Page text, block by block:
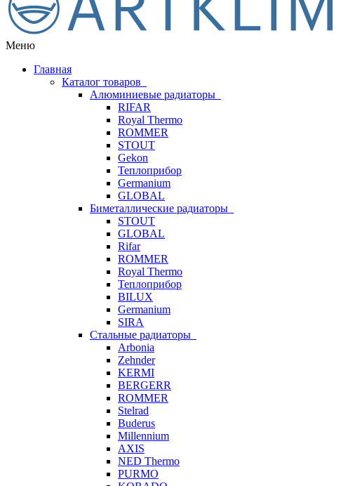
Меню
Главная
Каталог товаров
Алюминиевые радиаторы
RIFAR
Royal Thermo
ROMMER
STOUT
Gekon
Теплоприбор
Germanium
GLOBAL
Биметаллические радиаторы
STOUT
GLOBAL
Rifar
ROMMER
Royal Thermo
Теплоприбор
BILUX
Germanium
SIRA
Стальные радиаторы
Arbonia
Zehnder
KERMI
BERGERR
ROMMER
Stelrad
Buderus
Millennium
AXIS
NED Thermo
PURMO